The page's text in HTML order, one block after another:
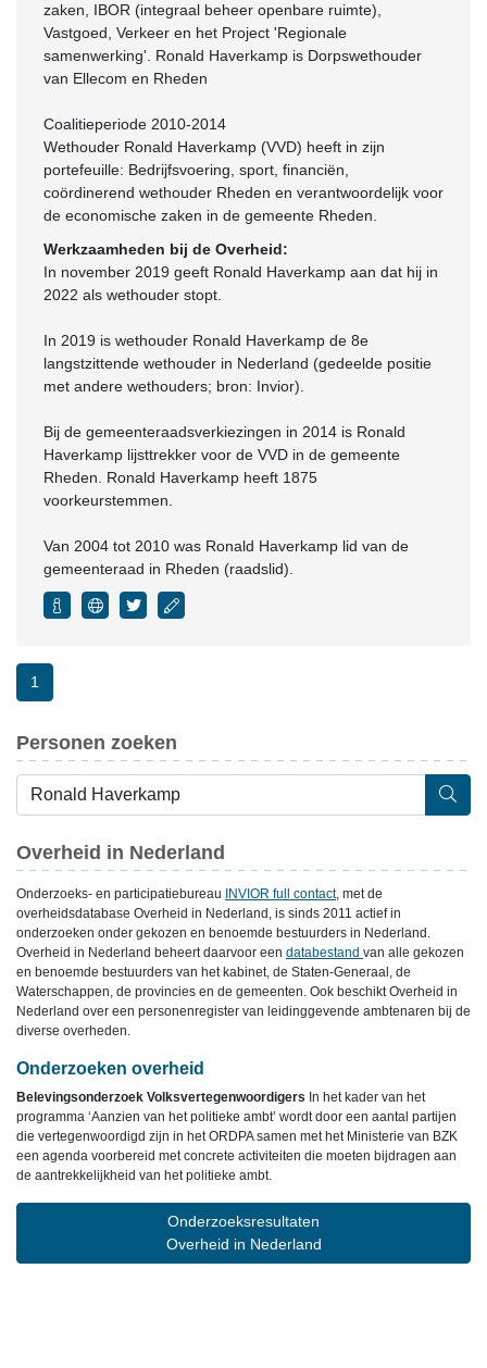
zaken, IBOR (integraal beheer openbare ruimte),
Vastgoed, Verkeer en het Project 'Regionale
samenwerking'. Ronald Haverkamp is Dorpswethouder
van Ellecom en Rheden
Coalitieperiode 2010-2014
Wethouder Ronald Haverkamp (VVD) heeft in zijn
portefeuille: Bedrijfsvoering, sport, financiën,
coördinerend wethouder Rheden en verantwoordelijk voor
de economische zaken in de gemeente Rheden.
Werkzaamheden bij de Overheid:
In november 2019 geeft Ronald Haverkamp aan dat hij in
2022 als wethouder stopt.
In 2019 is wethouder Ronald Haverkamp de 8e
langstzittende wethouder in Nederland (gedeelde positie
met andere wethouders; bron: Invior).
Bij de gemeenteraadsverkiezingen in 2014 is Ronald
Haverkamp lijsttrekker voor de VVD in de gemeente
Rheden. Ronald Haverkamp heeft 1875
voorkeurstemmen.
Van 2004 tot 2010 was Ronald Haverkamp lid van de
gemeenteraad in Rheden (raadslid).
1
Personen zoeken
Overheid in Nederland
Onderzoeks- en participatiebureau INVIOR full contact, met de
overheidsdatabase Overheid in Nederland, is sinds 2011 actief in
onderzoeken onder gekozen en benoemde bestuurders in Nederland.
Overheid in Nederland beheert daarvoor een databestand van alle gekozen
en benoemde bestuurders van het kabinet, de Staten-Generaal, de
Waterschappen, de provincies en de gemeenten. Ook beschikt Overheid in
Nederland over een personenregister van leidinggevende ambtenaren bij de
diverse overheden.
Onderzoeken overheid
Belevingsonderzoek Volksvertegenwoordigers In het kader van het
programma ‘Aanzien van het politieke ambt’ wordt door een aantal partijen
die vertegenwoordigd zijn in het ORDPA samen met het Ministerie van BZK
een agenda voorbereid met concrete activiteiten die moeten bijdragen aan
de aantrekkelijkheid van het politieke ambt.
Onderzoeksresultaten
Overheid in Nederland